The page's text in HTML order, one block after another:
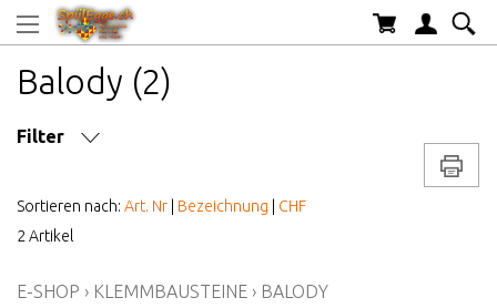
Balody (2)
Filter
AB WELCHEM ALTER
ALTER AB
Sortieren nach: Art. Nr Bezeichnung
CHF
2 Artikel
E-SHOP › KLEMMBAUSTEINE › BALODY